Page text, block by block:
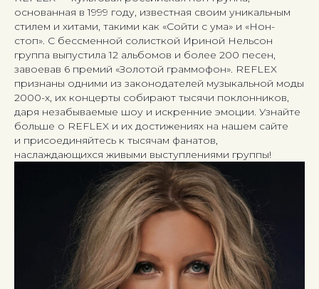
основанная в 1999 году, известная своим уникальным
стилем и хитами, такими как «Сойти с ума» и «Нон-
стоп». С бессменной солисткой Ириной Нельсон
группа выпустила 12 альбомов и более 200 песен,
завоевав 6 премий «Золотой граммофон». REFLEX
признаны одними из законодателей музыкальной моды
2000-х, их концерты собирают тысячи поклонников,
даря незабываемые шоу и искренние эмоции. Узнайте
больше о REFLEX и их достижениях на нашем сайте
и присоединяйтесь к тысячам фанатов,
наслаждающихся живыми выступлениями группы!